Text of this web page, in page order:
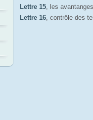
Lettre 15, les
Lettre 16, contrôle des